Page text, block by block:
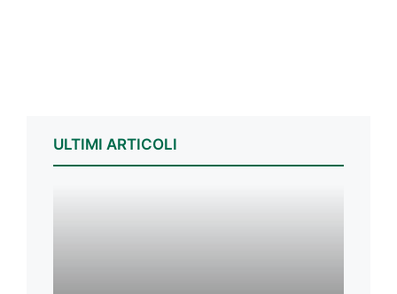
ULTIMI ARTICOLI